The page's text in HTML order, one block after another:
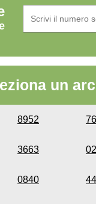
un
8952
3663
0840